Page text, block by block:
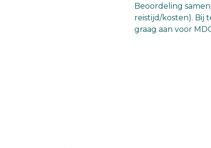
Beoordeling
reistijd/kosten). Bij
graag aan voor